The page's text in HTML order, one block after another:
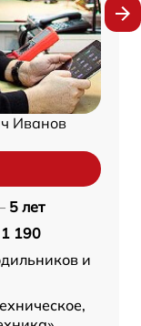
Иванов
5 лет
1 190
и